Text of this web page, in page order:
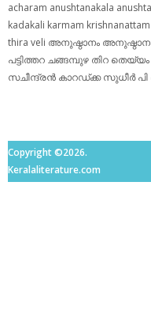
acharam anushtanakala
kadakali karmam krishnanattam
thira veli അനുഷ്ഠാനം
പട്ടിത്തറ ചങ്ങമ്പുഴ തിറ തെയ്യം
സചീന്ദ്രന്‍ കാറഡ്ക്ക സുധീര്‍
Copyright ©2026.
Keralaliterature.com